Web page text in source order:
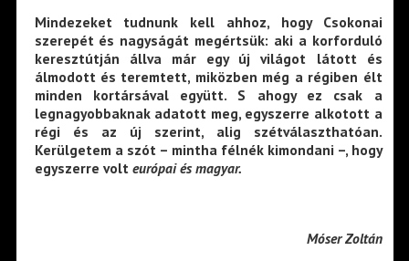
Mindezeket tudnunk kell ahhoz, hogy Csokonai
szerepét és nagyságát megértsük: aki a korforduló
keresztútján állva már egy új világot látott és
álmodott és teremtett, miközben még a régiben élt
minden kortársával együtt. S ahogy ez csak a
legnagyobbaknak adatott meg, egyszerre alkotott a
régi és az új szerint, alig szétválaszthatóan.
Kerülgetem a szót – mintha félnék kimondani –, hogy
egyszerre volt európai és magyar.
Móser Zoltán